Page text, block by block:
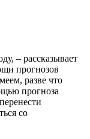
– рассказывает
прогнозов
разве что
прогноза
со